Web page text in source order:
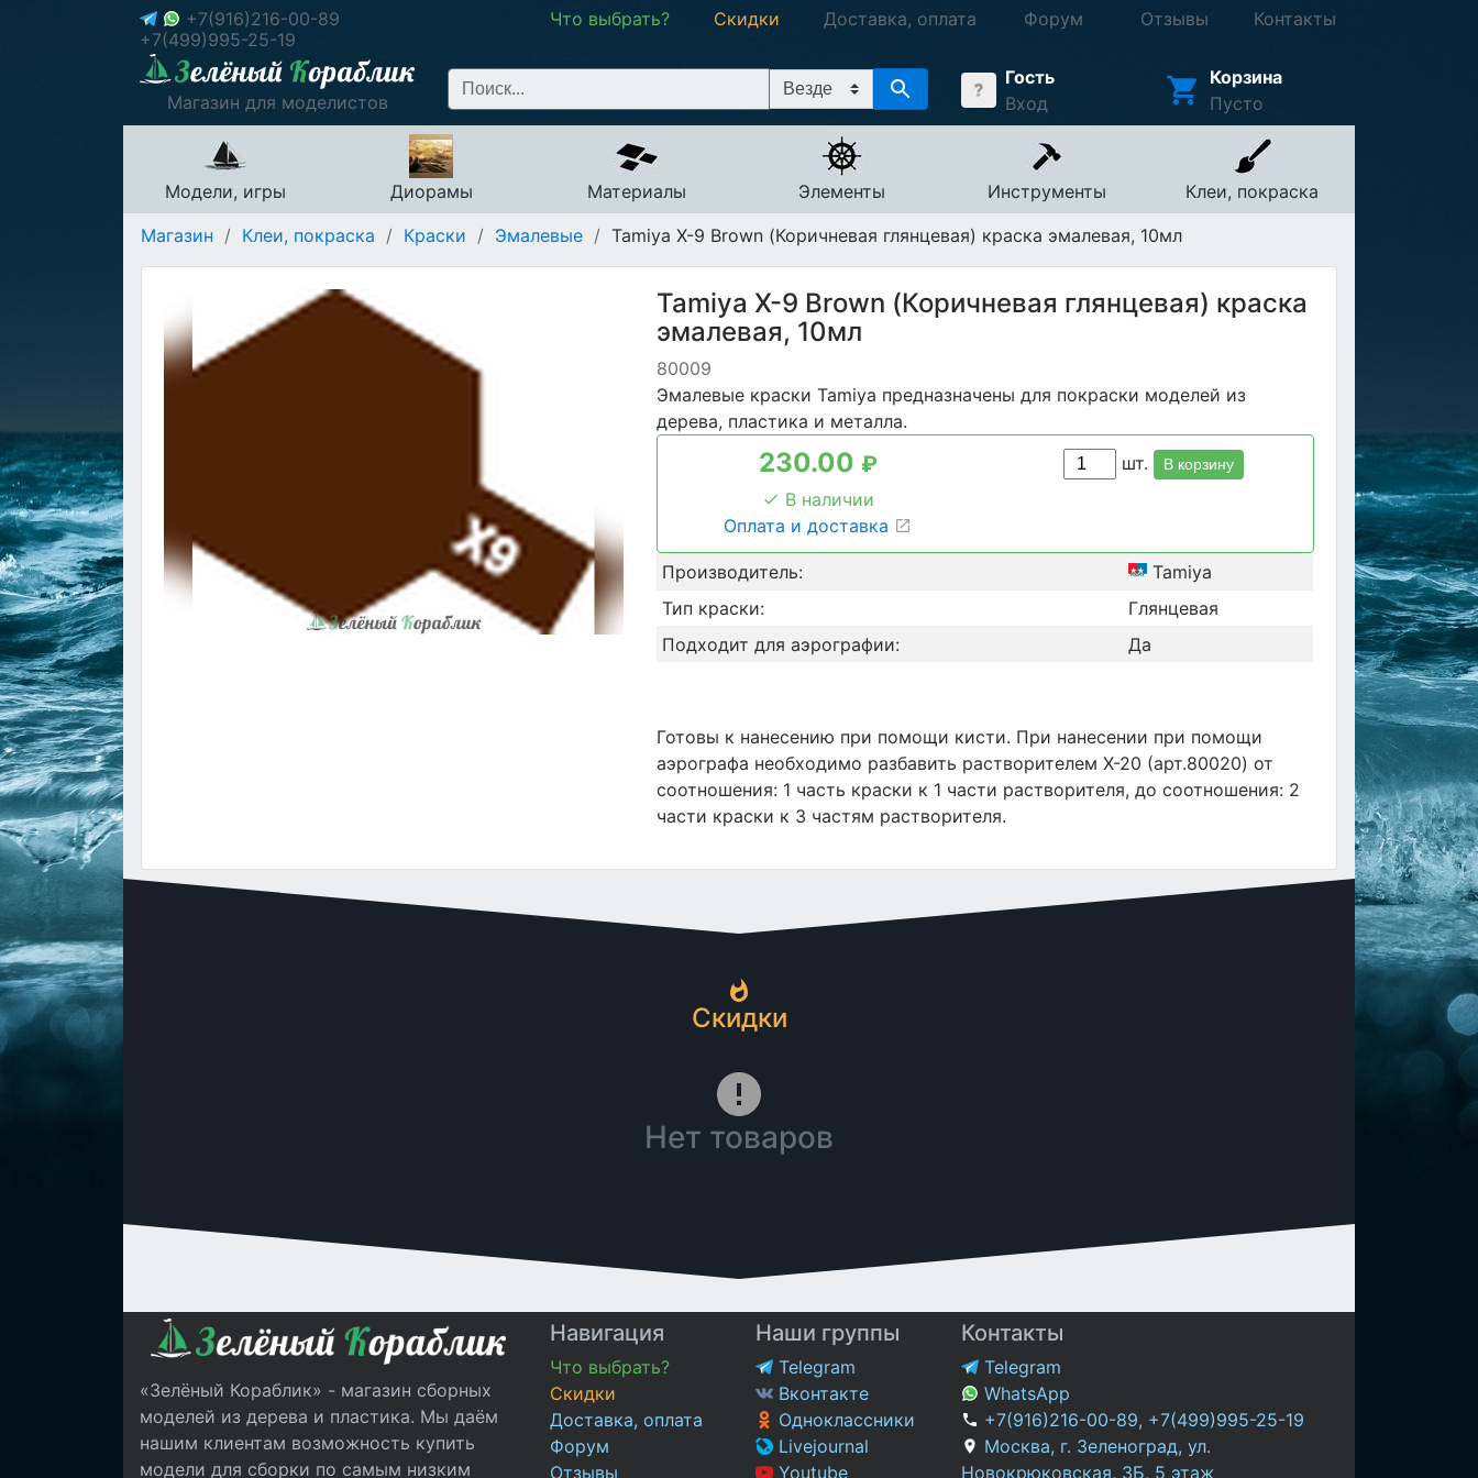
+7(916)216-00-89
+7(499)995-25-19
Что выбрать? Скидки Доставка, оплата Форум Отзывы Контакты
Магазин для моделистов
Гость
Вход
Корзина
Пусто
Модели, игры Диорамы Материалы Элементы Инструменты
Клеи, покраска
Магазин / Клеи, покраска / Краски / Эмалевые / Tamiya Х-9 Brown (Коричневая глянцевая) краска эмалевая, 10мл
Tamiya Х-9 Brown (Коричневая глянцевая) краска
эмалевая, 10мл
80009
Эмалевые краски Tamiya предназначены для покраски моделей из
дерева, пластика и металла.
230.00 ₽
В наличии
Оплата и доставка
шт. В корзину
Производитель:
Tamiya
Тип краски:
Глянцевая
Подходит для аэрографии:
Да
Готовы к нанесению при помощи кисти. При нанесении при помощи
аэрографа необходимо разбавить растворителем X-20 (арт.80020) от
соотношения: 1 часть краски к 1 части растворителя, до соотношения: 2
части краски к 3 частям растворителя.
Скидки
Нет товаров
«Зелёный Кораблик» - магазин сборных
моделей из дерева и пластика. Мы даём
нашим клиентам возможность купить
модели для сборки по самым низким
Навигация
Что выбрать?
Скидки
Доставка, оплата
Форум
Отзывы
Наши группы
Telegram
Вконтакте
Одноклассники
Livejournal
Youtube
Контакты
Telegram
WhatsApp
+7(916)216-00-89, +7(499)995-25-19
Москва, г. Зеленоград, ул.
Новокрюковская, 3Б, 5 этаж